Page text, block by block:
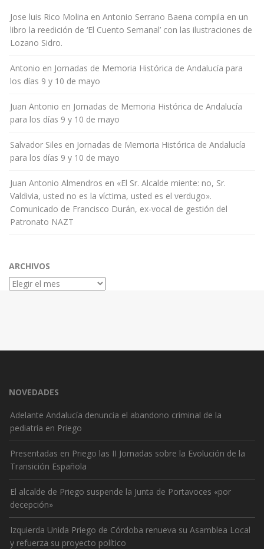
Jose luis Rico Molina en Antonio Serrano Baena compila en un
libro la reedición de ‘El Cuento Semanal’ con las ilustraciones de
Lozano Sidro.
Antonio en Jornadas de Memoria Histórica de Andalucía para
los días 9 y 10 de mayo
Juan Antonio en Jornadas de Memoria Histórica de Andalucía
para los días 9 y 10 de mayo
Salvador Siles en Jornadas de Memoria Histórica de Andalucía
para los días 9 y 10 de mayo
Juan Antonio Almendros en «El Sr. Alcalde miente: no, Sr.
Valdivia, usted no es la víctima, usted es el verdugo».
Comunicado de Francisco Durán, ex-vocal de gestión del
Patronato NAZT
ARCHIVOS
Archivos
NOVEDADES
Adelante Andalucía denuncia el abandono criminal de la
pediatría en Priego
Presentadas en Priego las II Jornadas sobre la Evolución de la
Transición Española
El alcalde de Priego suspende la Junta de Portavoces «por
decepción»
Izquierda Unida Priego de Córdoba renueva su Asamblea Local
y refuerza su proyecto político